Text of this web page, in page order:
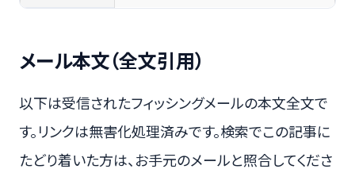
メール本文（全文引用）
以下は受信されたフィッシングメールの本文全文で
す。リンクは無害化処理済みです。検索でこの記事に
たどり着いた方は、お手元のメールと照合してくださ